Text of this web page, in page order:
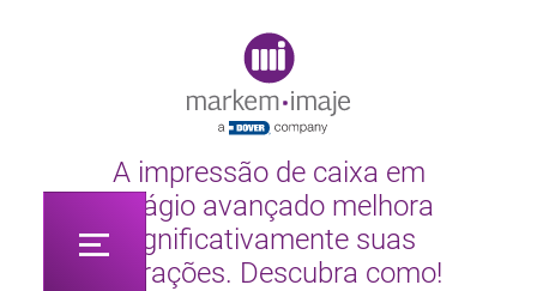
A impressão de caixa em
estágio avançado melhora
significativamente suas
operações. Descubra como!